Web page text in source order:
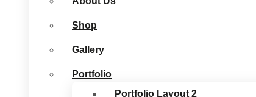
Shop
Gallery
Portfolio
Portfolio Layout 2